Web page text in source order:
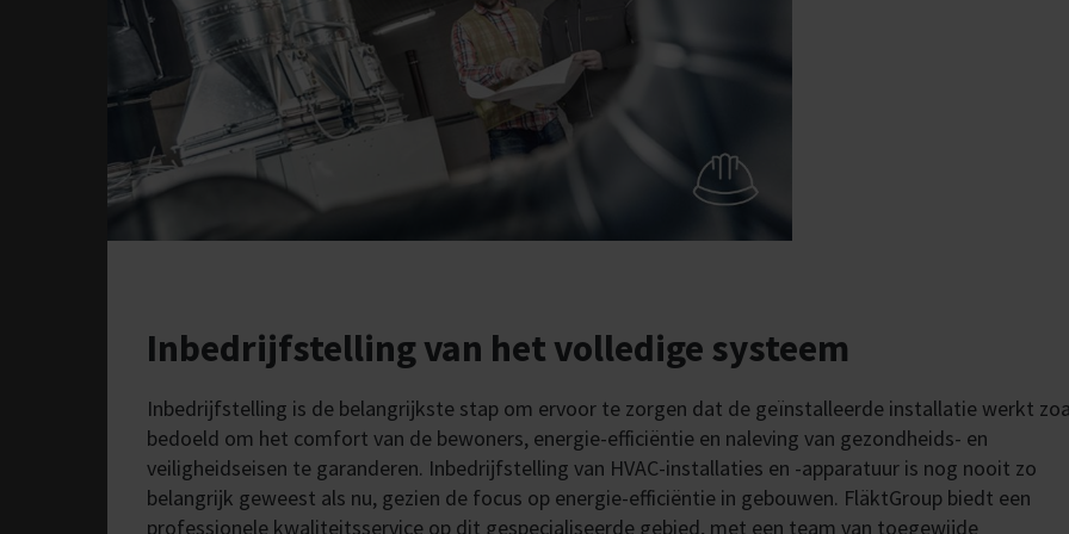
Theaters & bioscopen
Sportaccommodaties
Luchthavens
Bedieningselementen
en connectiviteit
FläktEdge Mini BMS
rookafzuiging
Inbedrijfstelling van het volledige systeem
Inbedrijfstelling is de belangrijkste stap om ervoor te zorgen dat de geïnstalleerde installatie werkt
bedoeld om het comfort van de bewoners, energie-efficiëntie en naleving van gezondheids- en
veiligheidseisen te garanderen. Inbedrijfstelling van HVAC-installaties en -apparatuur is nog nooit zo
belangrijk geweest als nu, gezien de focus op energie-efficiëntie in gebouwen. FläktGroup biedt een
professionele kwaliteitsservice op dit gespecialiseerde gebied, met een team van toegewijde